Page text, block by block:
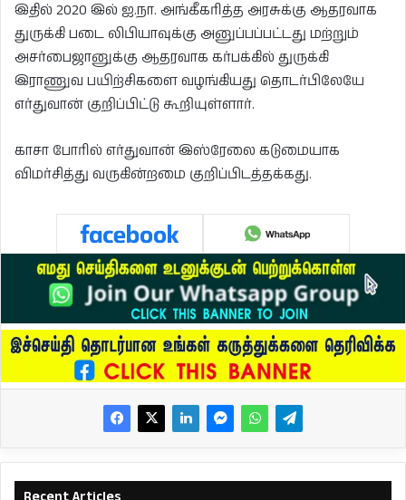
இதில் 2020 இல் ஐ.நா. அங்கீகரித்த அரசுக்கு ஆதரவாக
துருக்கி படை லிபியாவுக்கு அனுப்பப்பட்டது மற்றும்
அசர்பைஜானுக்கு ஆதரவாக கர்பக்கில் துருக்கி
இராணுவ பயிற்சிகளை வழங்கியது தொடர்பிலேயே
எர்துவான் குறிப்பிட்டு கூறியுள்ளார்.
காசா போரில் எர்துவான் இஸ்ரேலை கடுமையாக
விமர்சித்து வருகின்றமை குறிப்பிடத்தக்கது.